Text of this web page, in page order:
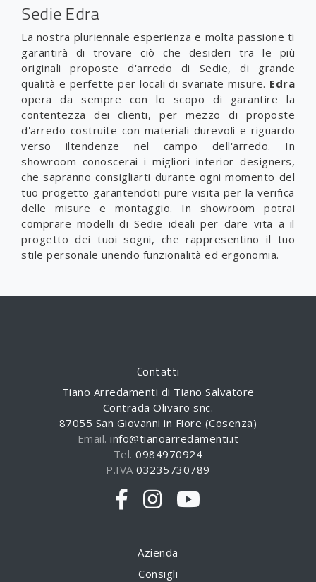
Sedie Edra
La nostra pluriennale esperienza e molta passione ti
garantirà di trovare ciò che desideri tra le più
originali proposte d'arredo di Sedie, di grande
qualità e perfette per locali di svariate misure. Edra
opera da sempre con lo scopo di garantire la
contentezza dei clienti, per mezzo di proposte
d'arredo costruite con materiali durevoli e riguardo
verso iltendenze nel campo dell'arredo. In
showroom conoscerai i migliori interior designers,
che sapranno consigliarti durante ogni momento del
tuo progetto garantendoti pure visita per la verifica
delle misure e montaggio. In showroom potrai
comprare modelli di Sedie ideali per dare vita a il
progetto dei tuoi sogni, che rappresentino il tuo
stile personale unendo funzionalità ed ergonomia.
Contatti
Tiano Arredamenti di Tiano Salvatore
Contrada Olivaro snc.
87055 San Giovanni in Fiore (Cosenza)
Email.info@tianoarredamenti.it
Tel.0984970924
P.IVA03235730789
Azienda
Consigli